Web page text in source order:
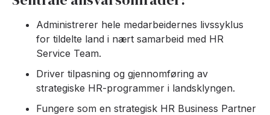
Administrerer hele medarbeidernes livssyklus
for tildelte land i nært samarbeid med HR
Service Team.
Driver tilpasning og gjennomføring av
strategiske HR-programmer i landsklyngen.
Fungere som en strategisk HR Business Partner